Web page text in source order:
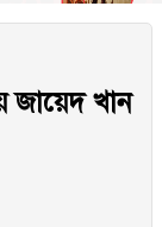
জায়েদ খান